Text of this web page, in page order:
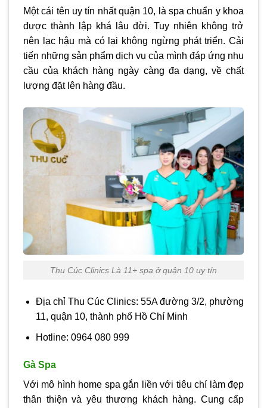
Một cái tên uy tín nhất quận 10, là spa chuẩn y khoa
được thành lập khá lâu đời. Tuy nhiên không trở
nên lạc hậu mà có lại không ngừng phát triển. Cải
tiến những sản phẩm dịch vụ của mình đáp ứng nhu
cầu của khách hàng ngày càng đa dạng, về chất
lượng đặt lên hàng đầu.
Thu Cúc Clinics Là 11+ spa ở quận 10 uy tín
Địa chỉ Thu Cúc Clinics: 55A đường 3/2, phường
11, quận 10, thành phố Hồ Chí Minh
Hotline: 0964 080 999
Gà Spa
Với mô hình home spa gắn liền với tiêu chí làm đẹp
thân thiện và yêu thương khách hàng. Cung cấp